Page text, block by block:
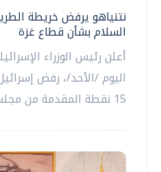
نتنياهو يرفض خريطة
السلام بشأن قطاع غزة
أعلن رئيس الوزراء
اليوم /الأحد/، رفض
15 نقطة المقدمة من مجلس السلام بسأن...